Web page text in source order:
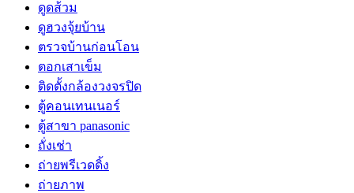
ดูดส้วม
ดูฮวงจุ้ยบ้าน
ตรวจบ้านก่อนโอน
ตอกเสาเข็ม
ติดตั้งกล้องวงจรปิด
ตู้คอนเทนเนอร์
ตู้สาขา panasonic
ถั่งเช่า
ถ่ายพรีเวดดิ้ง
ถ่ายภาพ